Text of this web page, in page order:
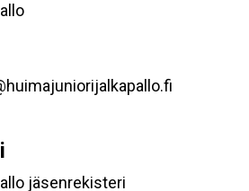
jäsenrekisteri